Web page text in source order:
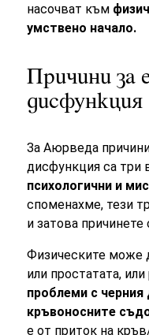
насочват към
умствено начало.
Причини за
дисфункция
За Аюрведа
дисфункция са три
психологични и
споменахме, тези
и затова
Физическите може
или простатата, или
проблеми с
кръвоносните
е от приток на